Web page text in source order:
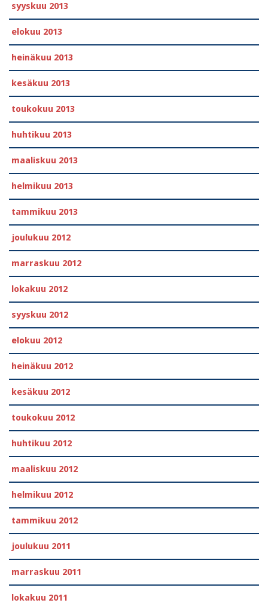
syyskuu 2013
elokuu 2013
heinäkuu 2013
kesäkuu 2013
toukokuu 2013
huhtikuu 2013
maaliskuu 2013
helmikuu 2013
tammikuu 2013
joulukuu 2012
marraskuu 2012
lokakuu 2012
syyskuu 2012
elokuu 2012
heinäkuu 2012
kesäkuu 2012
toukokuu 2012
huhtikuu 2012
maaliskuu 2012
helmikuu 2012
tammikuu 2012
joulukuu 2011
marraskuu 2011
lokakuu 2011